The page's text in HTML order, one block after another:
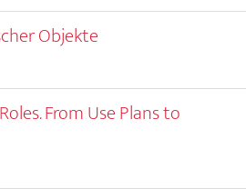
Objekte
From Use Plans to